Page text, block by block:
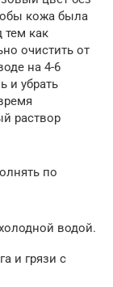
кожа была
тем как
очистить от
на 4-6
и убрать
раствор
по
водой.
и грязи с